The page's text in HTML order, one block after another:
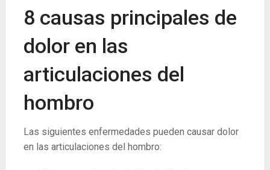
8 causas principales de
dolor en las
articulaciones del
hombro
Las siguientes enfermedades pueden causar dolor
en las articulaciones del hombro: